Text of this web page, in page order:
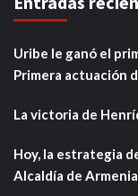
Uribe le ganó el
Primera actuación
La victoria de
Hoy, la estrategia
Alcaldía de